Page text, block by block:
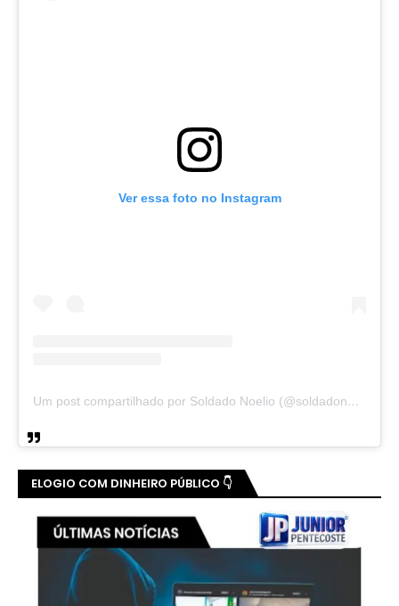
Ver essa foto no Instagram
Um post compartilhado por Soldado Noelio (@soldadonoelio)
ELOGIO COM DINHEIRO PÚBLICO 👇